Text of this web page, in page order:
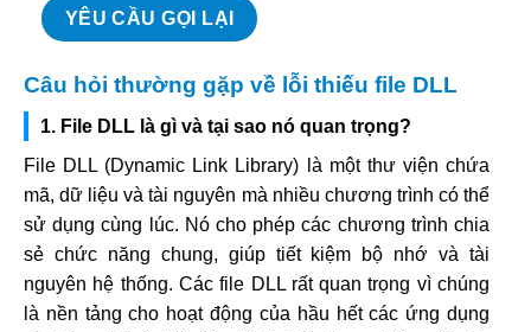
Câu hỏi thường gặp về lỗi thiếu file DLL
1. File DLL là gì và tại sao nó quan trọng?
File DLL (Dynamic Link Library) là một thư viện chứa
mã, dữ liệu và tài nguyên mà nhiều chương trình có thể
sử dụng cùng lúc. Nó cho phép các chương trình chia
sẻ chức năng chung, giúp tiết kiệm bộ nhớ và tài
nguyên hệ thống. Các file DLL rất quan trọng vì chúng
là nền tảng cho hoạt động của hầu hết các ứng dụng